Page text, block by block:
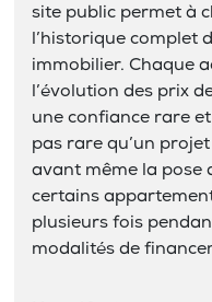
site public permet à
l’historique complet
immobilier. Chaque
l’évolution des prix
une confiance rare et
pas rare qu’un
avant même la pose
certains
plusieurs fois
modalités de